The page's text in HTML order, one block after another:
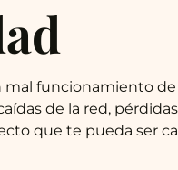
funcionamiento
de la red,
que te pueda ser